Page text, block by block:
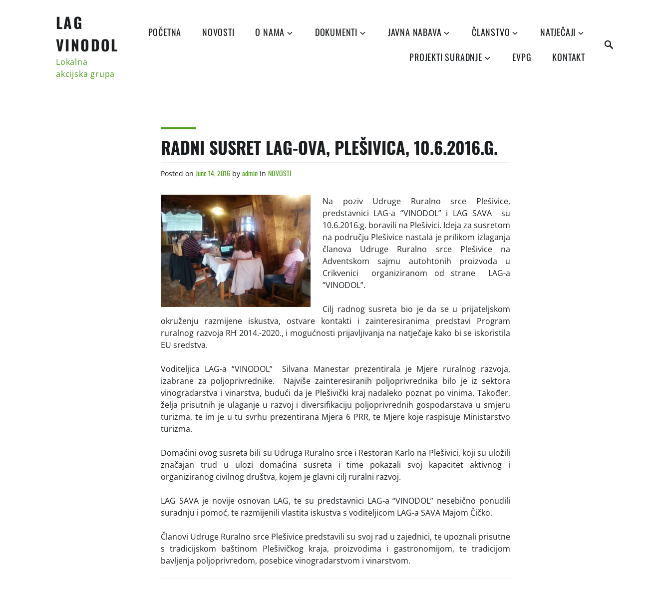
LAG
VINODOL
Lokalna
akcijska grupa
POČETNA NOVOSTI O NAMA DOKUMENTI JAVNA NABAVA ČLANSTVO
NATJEČAJI
PROJEKTI SURADNJE
EVPG KONTAKT
RADNI SUSRET LAG-OVA, PLEŠIVICA, 10.6.2016.G.
Posted on June 14, 2016 by admin in NOVOSTI
Na poziv Udruge Ruralno srce Plešivice,
predstavnici LAG-a “VINODOL” i LAG SAVA su
10.6.2016.g. boravili na Plešivici. Ideja za susretom
na području Plešivice nastala je prilikom izlaganja
članova Udruge Ruralno srce Plešivice na
Adventskom sajmu autohtonih proizvoda u
Crikvenici organiziranom od strane LAG-a
“VINODOL”.
Cilj radnog susreta bio je da se u prijateljskom
okruženju razmijene iskustva, ostvare kontakti i zainteresiranima predstavi Program
ruralnog razvoja RH 2014.-2020., i mogućnosti prijavljivanja na natječaje kako bi se iskoristila
EU sredstva.
Voditeljica LAG-a “VINODOL” Silvana Manestar prezentirala je Mjere ruralnog razvoja,
izabrane za poljoprivrednike. Najviše zainteresiranih poljoprivrednika bilo je iz sektora
vinogradarstva i vinarstva, budući da je Plešivički kraj nadaleko poznat po vinima. Također,
želja prisutnih je ulaganje u razvoj i diversifikaciju poljoprivrednih gospodarstava u smjeru
turizma, te im je u tu svrhu prezentirana Mjera 6 PRR, te Mjere koje raspisuje Ministarstvo
turizma.
Domaćini ovog susreta bili su Udruga Ruralno srce i Restoran Karlo na Plešivici, koji su uložili
značajan trud u ulozi domaćina susreta i time pokazali svoj kapacitet aktivnog i
organiziranog civilnog društva, kojem je glavni cilj ruralni razvoj.
LAG SAVA je novije osnovan LAG, te su predstavnici LAG-a “VINODOL” nesebično ponudili
suradnju i pomoć, te razmijenili vlastita iskustva s voditeljicom LAG-a SAVA Majom Čičko.
Članovi Udruge Ruralno srce Plešivice predstavili su svoj rad u zajednici, te upoznali prisutne
s tradicijskom baštinom Plešivičkog kraja, proizvodima i gastronomijom, te tradicijom
bavljenja poljoprivredom, posebice vinogradarstvom i vinarstvom.